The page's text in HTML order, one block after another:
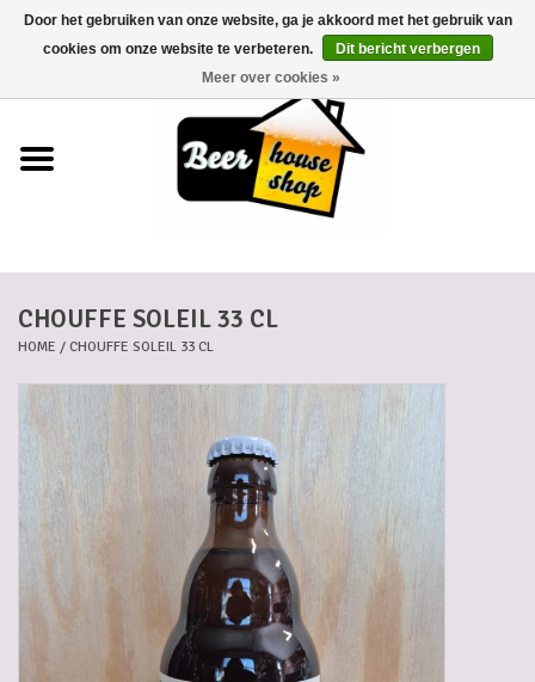
0 Artikelen - €0,00
Biermanden
Blikken
Cadeaubonnen
Dankkaartjes
CHOUFFE SOLEIL 33 CL
HOME / CHOUFFE SOLEIL 33 CL
Door het gebruiken van onze website, ga je akkoord met het gebruik van
cookies om onze website te verbeteren.
Dit bericht verbergen
Meer over cookies »